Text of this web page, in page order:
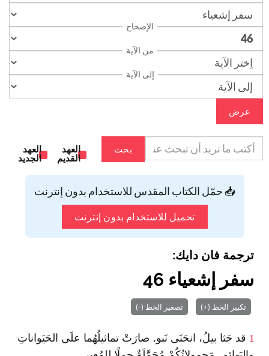
الإصحاح
من الآية
إلى الآية
عرض
بحث
العهد
القديم
العهد
الجديد
📥 حمّل الكتاب المقدس للاستخدام بدون إنترنت
تحميل للاستخدام بدون إنترنت
ترجمة فان دايك:
سفر إشعياء 46
تكبير الخط (+) تصغير الخط (-)
1 قد جَثا بيلُ، انحَنَى نَبو. صارَتْ تماثيلُهُما علَى الحَيَواناتِ